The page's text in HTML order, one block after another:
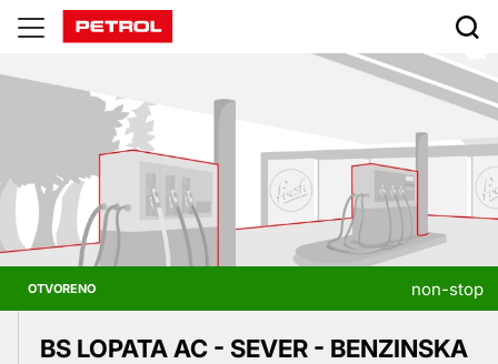
Prodajna
mjesta
OTVORENO non-stop
BS LOPATA AC - SEVER - BENZINSKA